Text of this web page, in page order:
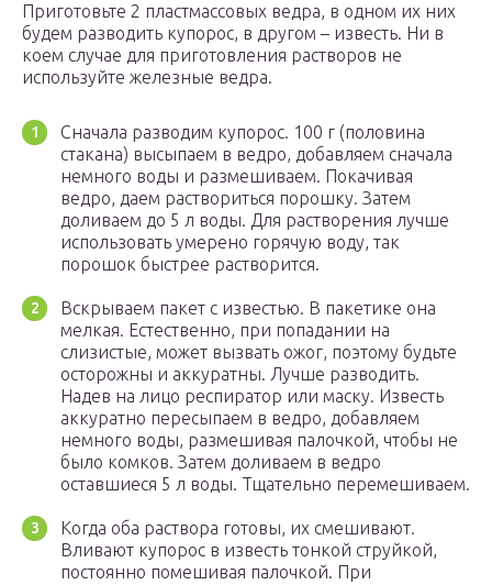
Приготовьте 2 пластмассовых ведра, в одном их них
будем разводить купорос, в другом – известь. Ни в
коем случае для приготовления растворов не
используйте железные ведра.
Сначала разводим купорос. 100 г (половина
стакана) высыпаем в ведро, добавляем сначала
немного воды и размешиваем. Покачивая
ведро, даем раствориться порошку. Затем
доливаем до 5 л воды. Для растворения лучше
использовать умерено горячую воду, так
порошок быстрее растворится.
Вскрываем пакет с известью. В пакетике она
мелкая. Естественно, при попадании на
слизистые, может вызвать ожог, поэтому будьте
осторожны и аккуратны. Лучше разводить.
Надев на лицо респиратор или маску. Известь
аккуратно пересыпаем в ведро, добавляем
немного воды, размешивая палочкой, чтобы не
было комков. Затем доливаем в ведро
оставшиеся 5 л воды. Тщательно перемешиваем.
Когда оба раствора готовы, их смешивают.
Вливают купорос в известь тонкой струйкой,
постоянно помешивая палочкой. При